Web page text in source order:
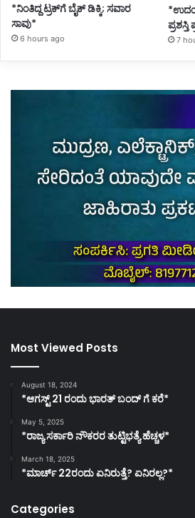
*ನಿಂತಿದ್ದ ಟ್ರಕ್‌ಗೆ ಬೈಕ್ ಡಿಕ್ಕಿ; ಸವಾರ
ಸಾವು*
6 hours ago
ಪ್ರಶಸ್ತಿ
7
Most Viewed Posts
August 18, 2024
*ಆಗಸ್ಟ್ 21 ರಂದು ಭಾರತ್‌ ಬಂದ್‌ ಗೆ ಕರೆ*
May 5, 2025
*ರಾಜ್ಯ ಸರ್ಕಾರಿ ನೌಕರರ ತುಟ್ಟಿಭತ್ಯೆ ಹೆಚ್ಚಳ*
March 18, 2025
*ಮಾರ್ಚ್ 22ರಂದು ಏನಿರುತ್ತೆ? ಏನಿರಲ್ಲ?*
Categories